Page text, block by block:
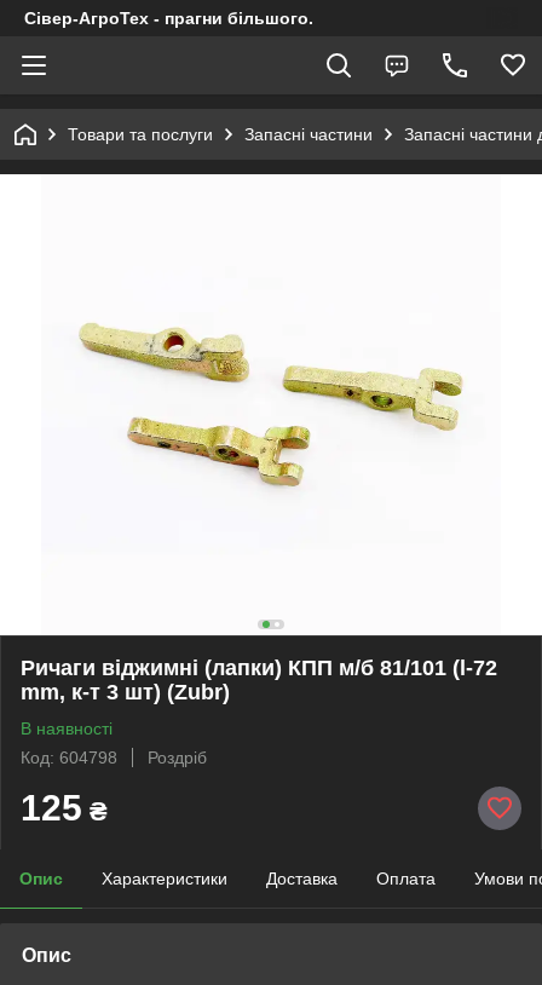
Сівер-АгроТех - прагни більшого.
Товари та послуги Запасні частини Запасні частини
Ричаги віджимні (лапки) КПП м/б 81/101 (l-72
mm, к-т 3 шт) (Zubr)
В наявності
Код: 604798
Роздріб
125 ₴
Опис Характеристики Доставка Оплата Умови
Опис